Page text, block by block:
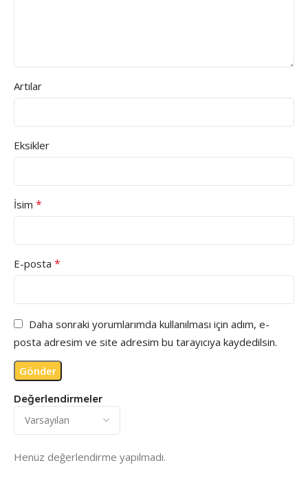
Değerlendirmeler
Henüz değerlendirme yapılmadı.
Artılar
Eksikler
İsim *
E-posta *
Daha sonraki yorumlarımda kullanılması için adım, e-
posta adresim ve site adresim bu tarayıcıya kaydedilsin.